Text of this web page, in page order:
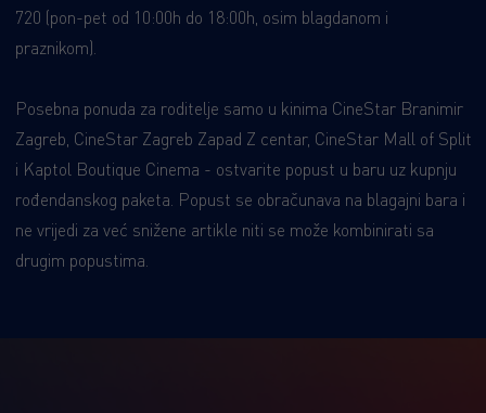
720 (pon-pet od 10:00h do 18:00h, osim blagdanom i
praznikom).
Posebna ponuda za roditelje samo u kinima CineStar Branimir
Zagreb, CineStar Zagreb Zapad Z centar, CineStar Mall of Split
i Kaptol Boutique Cinema - ostvarite popust u baru uz kupnju
rođendanskog paketa. Popust se obračunava na blagajni bara i
ne vrijedi za već snižene artikle niti se može kombinirati sa
drugim popustima.